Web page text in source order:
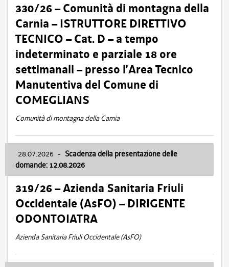
330/26 – Comunità di montagna della
Carnia – ISTRUTTORE DIRETTIVO
TECNICO – Cat. D – a tempo
indeterminato e parziale 18 ore
settimanali – presso l’Area Tecnico
Manutentiva del Comune di
COMEGLIANS
Comunità di montagna della Carnia
28.07.2026 - Scadenza della presentazione delle
domande: 12.08.2026
319/26 – Azienda Sanitaria Friuli
Occidentale (AsFO) – DIRIGENTE
ODONTOIATRA
Azienda Sanitaria Friuli Occidentale (AsFO)